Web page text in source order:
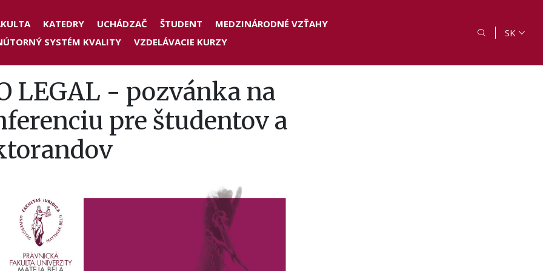
KATEDRY UCHÁDZAČ ŠTUDENT
MEDZINÁRODNÉ VZŤAHY
SYSTÉM KVALITY
VZDELÁVACIE KURZY
SK
LEGAL - pozvánka na
pre študentov a